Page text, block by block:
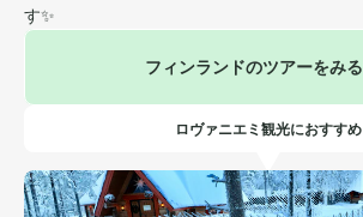
す✨
フィンランドのツアーをみる
ロヴァニエミ観光におすすめ